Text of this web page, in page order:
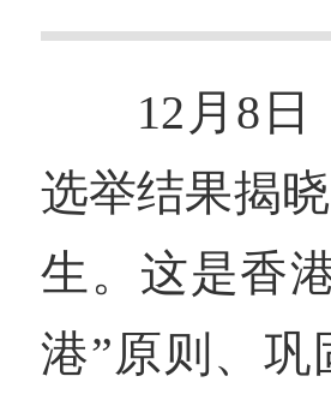
12月8
选举结果揭
生。这是香
港”原则、